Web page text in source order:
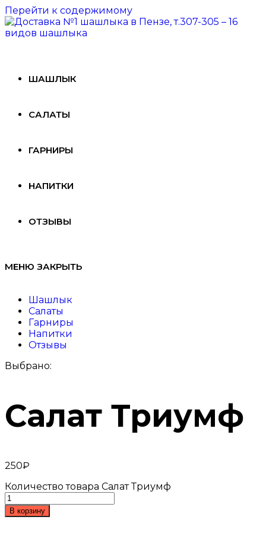
Перейти к содержимому
ШАШЛЫК
САЛАТЫ
ГАРНИРЫ
НАПИТКИ
ОТЗЫВЫ
МЕНЮ ЗАКРЫТЬ
Шашлык
Салаты
Гарниры
Напитки
Отзывы
Выбрано:
Салат Триумф
250₽
Количество товара Салат Триумф
В корзину